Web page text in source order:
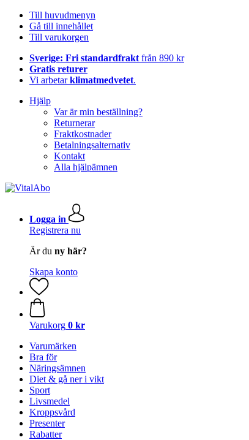
Till huvudmenyn
Gå till innehållet
Till varukorgen
Sverige: Fri standardfrakt från 890 kr
Gratis returer
Vi arbetarklimatmedvetet.
Hjälp
Var är min beställning?
Returnerar
Fraktkostnader
Betalningsalternativ
Kontakt
Alla hjälpämnen
Logga in
Registrera nu
Är du ny här?
Skapa konto
Varukorg 0 kr
Varumärken
Bra för
Näringsämnen
Diet & gå ner i vikt
Sport
Livsmedel
Kroppsvård
Presenter
Rabatter